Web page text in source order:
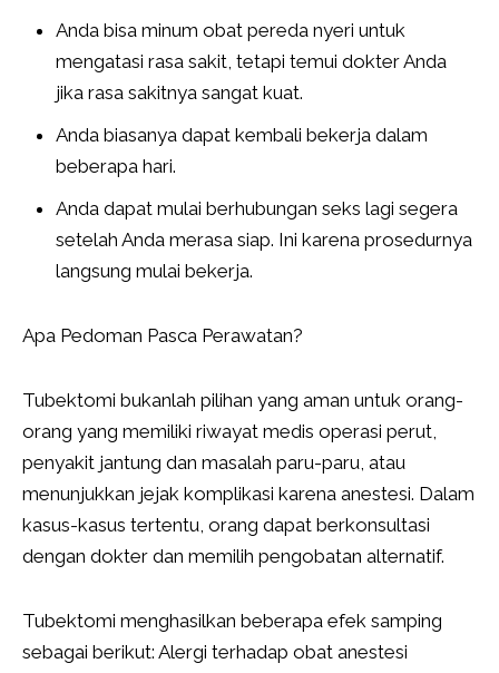
Anda bisa minum obat pereda nyeri untuk
mengatasi rasa sakit, tetapi temui dokter Anda
jika rasa sakitnya sangat kuat.
Anda biasanya dapat kembali bekerja dalam
beberapa hari.
Anda dapat mulai berhubungan seks lagi segera
setelah Anda merasa siap. Ini karena prosedurnya
langsung mulai bekerja.
Apa Pedoman Pasca Perawatan?
Tubektomi bukanlah pilihan yang aman untuk orang-
orang yang memiliki riwayat medis operasi perut,
penyakit jantung dan masalah paru-paru, atau
menunjukkan jejak komplikasi karena anestesi. Dalam
kasus-kasus tertentu, orang dapat berkonsultasi
dengan dokter dan memilih pengobatan alternatif.
Tubektomi menghasilkan beberapa efek samping
sebagai berikut: Alergi terhadap obat anestesi